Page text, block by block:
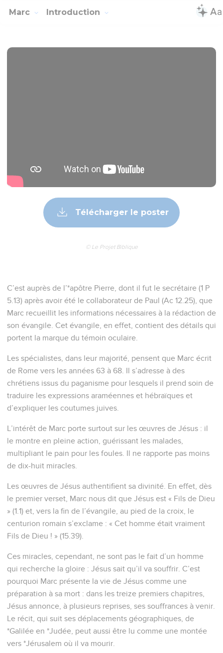
Marc Introduction
Télécharger le poster
© Le Projet Biblique
C’est auprès de l’*apôtre Pierre, dont il fut le secrétaire (1 P
5.13) après avoir été le collaborateur de Paul (Ac 12.25), que
Marc recueillit les informations nécessaires à la rédaction de
son évangile. Cet évangile, en effet, contient des détails qui
portent la marque du témoin oculaire.
Les spécialistes, dans leur majorité, pensent que Marc écrit
de Rome vers les années 63 à 68. Il s’adresse à des
chrétiens issus du paganisme pour lesquels il prend soin de
traduire les expressions araméennes et hébraïques et
d’expliquer les coutumes juives.
L’intérêt de Marc porte surtout sur les œuvres de Jésus : il
le montre en pleine action, guérissant les malades,
multipliant le pain pour les foules. Il ne rapporte pas moins
de dix-huit miracles.
Les œuvres de Jésus authentifient sa divinité. En effet, dès
le premier verset, Marc nous dit que Jésus est « Fils de Dieu
» (1.1) et, vers la fin de l’évangile, au pied de la croix, le
centurion romain s’exclame : « Cet homme était vraiment
Fils de Dieu ! » (15.39).
Ces miracles, cependant, ne sont pas le fait d’un homme
qui recherche la gloire : Jésus sait qu’il va souffrir. C’est
pourquoi Marc présente la vie de Jésus comme une
préparation à sa mort : dans les treize premiers chapitres,
Jésus annonce, à plusieurs reprises, ses souffrances à venir.
Le récit, qui suit ses déplacements géographiques, de
*Galilée en *Judée, peut aussi être lu comme une montée
vers *Jérusalem où il va mourir.